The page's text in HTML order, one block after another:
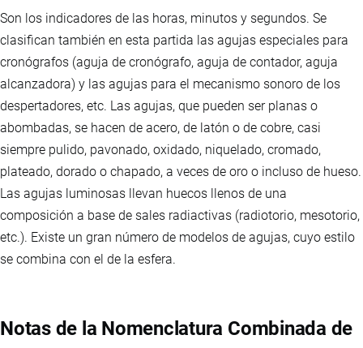
Son los indicadores de las horas, minutos y segundos. Se
clasifican también en esta partida las agujas especiales para
cronógrafos (aguja de cronógrafo, aguja de contador, aguja
alcanzadora) y las agujas para el mecanismo sonoro de los
despertadores, etc. Las agujas, que pueden ser planas o
abombadas, se hacen de acero, de latón o de cobre, casi
siempre pulido, pavonado, oxidado, niquelado, cromado,
plateado, dorado o chapado, a veces de oro o incluso de hueso.
Las agujas luminosas llevan huecos llenos de una
composición a base de sales radiactivas (radiotorio, mesotorio,
etc.). Existe un gran número de modelos de agujas, cuyo estilo
se combina con el de la esfera.
Notas de la Nomenclatura Combinada de